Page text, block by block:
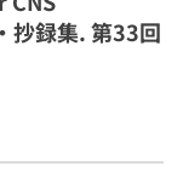
録集. 第33回